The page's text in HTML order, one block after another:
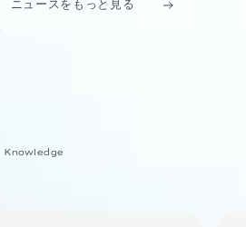
ニュースをもっと見る
Knowledge